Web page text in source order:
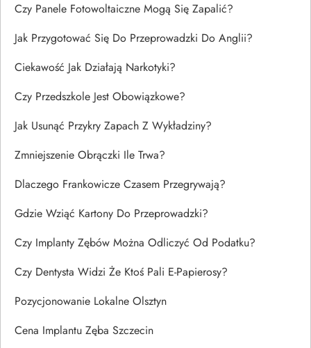
Czy Panele Fotowoltaiczne Mogą Się Zapalić?
Jak Przygotować Się Do Przeprowadzki Do Anglii?
Ciekawość Jak Działają Narkotyki?
Czy Przedszkole Jest Obowiązkowe?
Jak Usunąć Przykry Zapach Z Wykładziny?
Zmniejszenie Obrączki Ile Trwa?
Dlaczego Frankowicze Czasem Przegrywają?
Gdzie Wziąć Kartony Do Przeprowadzki?
Czy Implanty Zębów Można Odliczyć Od Podatku?
Czy Dentysta Widzi Że Ktoś Pali E-Papierosy?
Pozycjonowanie Lokalne Olsztyn
Cena Implantu Zęba Szczecin